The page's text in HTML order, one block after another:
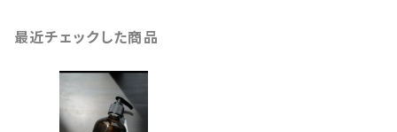
最近チェックした商品